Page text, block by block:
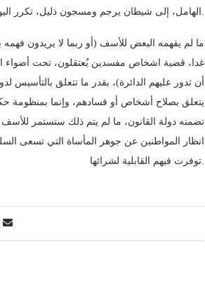
الهامل، إلى شيطان يرجم ومسجون ذليل، تكرر اليوم، العملية، فتلقي بالواسيني بين انياب المواطنين.
ما لم يفهمه البعض للأسف (أو ربما لا يريدون
غدا، قضية اشخاص مفسدين يُعتقلون، تحت أضواء
أن تدور عليهم الدائرة)، بقدر ما تتعلق بالتأسيس
يتعلق بصلاح أشخاص أو فسادهم، وإنما بمنظومة
تضمنه دولة القانون، ما لم يتم ذلك ستستمر للأسف
انظار المواطنين عن جوهر المأساة التي تسعى
توفرت فيهم القابلية لشرائها.